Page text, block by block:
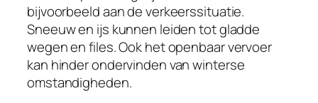
bijvoorbeeld aan de verkeerssituatie.
Sneeuw en ijs kunnen leiden tot gladde
wegen en files. Ook het openbaar vervoer
kan hinder ondervinden van winterse
omstandigheden.